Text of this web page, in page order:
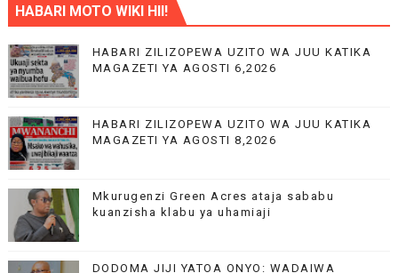
HABARI MOTO WIKI HII!
HABARI ZILIZOPEWA UZITO WA JUU KATIKA
MAGAZETI YA AGOSTI 6,2026
HABARI ZILIZOPEWA UZITO WA JUU KATIKA
MAGAZETI YA AGOSTI 8,2026
Mkurugenzi Green Acres ataja sababu
kuanzisha klabu ya uhamiaji
DODOMA JIJI YATOA ONYO: WADAIWA